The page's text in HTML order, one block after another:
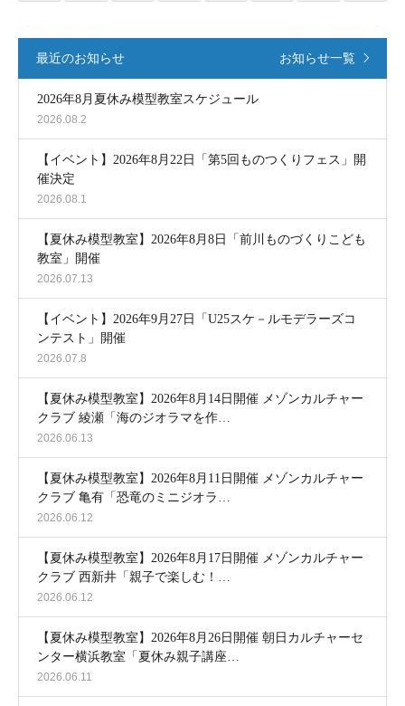
最近のお知らせ お知らせ一覧
2026年8月夏休み模型教室スケジュール
2026.08.2
【イベント】2026年8月22日「第5回ものつくりフェス」開
催決定
2026.08.1
【夏休み模型教室】2026年8月8日「前川ものづくりこども
教室」開催
2026.07.13
【イベント】2026年9月27日「U25スケ－ルモデラーズコ
ンテスト」開催
2026.07.8
【夏休み模型教室】2026年8月14日開催 メゾンカルチャー
クラブ 綾瀬「海のジオラマを作…
2026.06.13
【夏休み模型教室】2026年8月11日開催 メゾンカルチャー
クラブ 亀有「恐竜のミニジオラ…
2026.06.12
【夏休み模型教室】2026年8月17日開催 メゾンカルチャー
クラブ 西新井「親子で楽しむ！…
2026.06.12
【夏休み模型教室】2026年8月26日開催 朝日カルチャーセ
ンター横浜教室「夏休み親子講座…
2026.06.11